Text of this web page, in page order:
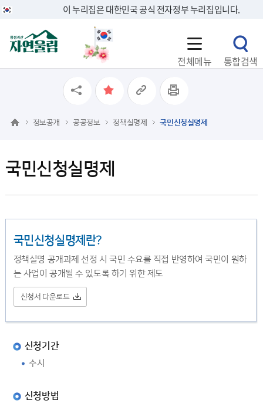
이 누리집은 대한민국 공식 전자정부 누리집입니다.
전체메뉴 통합검색
국민신청실명제
정보공개 공공정보 정책실명제 국민신청실명제
국민신청실명제란?
정책실명 공개과제 선정 시 국민 수요를 직접 반영하여 국민이 원하
는 사업이 공개될 수 있도록 하기 위한 제도
신청서 다운로드
신청기간
수시
신청방법